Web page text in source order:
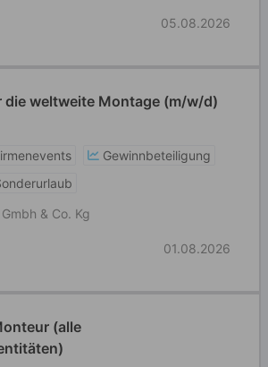
05.08.2026
die weltweite Montage (m/w/d)
Gewinnbeteiligung
& Co. Kg
01.08.2026
(alle